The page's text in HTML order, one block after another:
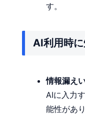
す。
AI利用時
情報漏え
AIに入力
能性があ